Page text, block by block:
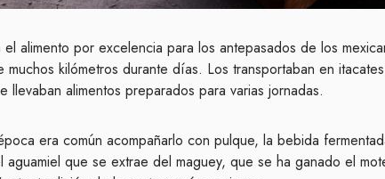
el alimento por excelencia para los antepasados de los
muchos kilómetros durante días. Los transportaban en
llevaban alimentos preparados para varias jornadas.
era común acompañarlo con pulque, la bebida
aguamiel que se extrae del maguey, que se ha ganado el